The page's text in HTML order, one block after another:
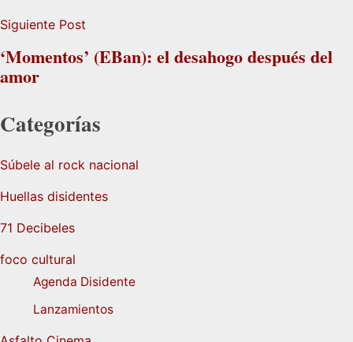
Siguiente Post
‘Momentos’ (EBan): el desahogo después del
amor
Categorías
Súbele al rock nacional
Huellas disidentes
71 Decibeles
foco cultural
Agenda Disidente
Lanzamientos